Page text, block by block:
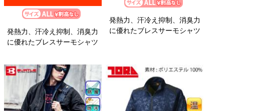
発熱力、汗冷え抑制、消臭力
に優れたブレスサーモシャツ
発熱力、汗冷え抑制、消臭力
に優れたブレスサーモシャツ